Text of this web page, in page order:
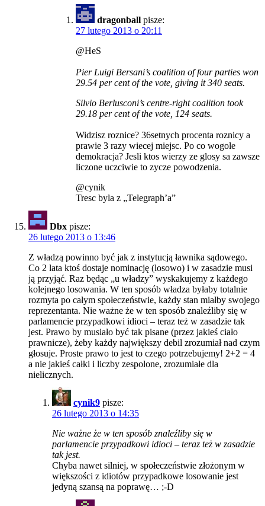
dragonball pisze:
27 lutego 2013 o 20:11
@HeS
Pier Luigi Bersani’s coalition of four parties won
29.54 per cent of the vote, giving it 340 seats.
Silvio Berlusconi’s centre-right coalition took
29.18 per cent of the vote, 124 seats.
Widzisz roznice? 36setnych procenta roznicy a
prawie 3 razy wiecej miejsc. Po co wogole
demokracja? Jesli ktos wierzy ze glosy sa zawsze
liczone uczciwie to zycze powodzenia.
@cynik
Tresc byla z „Telegraph’a”
Dbx pisze:
26 lutego 2013 o 13:46
Z władzą powinno być jak z instytucją ławnika sądowego.
Co 2 lata ktoś dostaje nominację (losowo) i w zasadzie musi
ją przyjąć. Raz będąc „u władzy” wyskakujemy z każdego
kolejnego losowania. W ten sposób władza byłaby totalnie
rozmyta po całym społeczeństwie, każdy stan miałby swojego
reprezentanta. Nie ważne że w ten sposób znaleźliby się w
parlamencie przypadkowi idioci – teraz też w zasadzie tak
jest. Prawo by musiało być tak pisane (przez jakieś ciało
prawnicze), żeby każdy największy debil zrozumiał nad czym
głosuje. Proste prawo to jest to czego potrzebujemy! 2+2 = 4
a nie jakieś całki i liczby zespolone, zrozumiałe dla
nielicznych.
cynik9 pisze:
26 lutego 2013 o 14:35
Nie ważne że w ten sposób znaleźliby się w
parlamencie przypadkowi idioci – teraz też w zasadzie
tak jest.
Chyba nawet silniej, w społeczeństwie złożonym w
większości z idiotów przypadkowe losowanie jest
jedyną szansą na poprawę… ;-D